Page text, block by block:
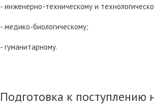
- инженерно-техническому и
- медико-биологическому;
- гуманитарному.
Подготовка к поступлению